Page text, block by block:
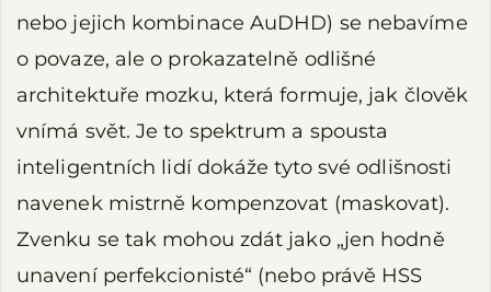
nebo jejich kombinace AuDHD) se nebavíme
o povaze, ale o prokazatelně odlišné
architektuře mozku, která formuje, jak člověk
vnímá svět. Je to spektrum a spousta
inteligentních lidí dokáže tyto své odlišnosti
navenek mistrně kompenzovat (maskovat).
Zvenku se tak mohou zdát jako „jen hodně
unavení perfekcionisté“ (nebo právě HSS